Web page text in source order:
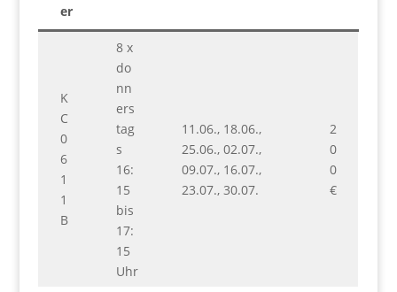
er
K
C
0
6
1
1
B
8 x
do
nn
ers
tag
s
16:
15
bis
17:
15
Uhr
11.06., 18.06.,
25.06., 02.07.,
09.07., 16.07.,
23.07., 30.07.
2
0
0
€